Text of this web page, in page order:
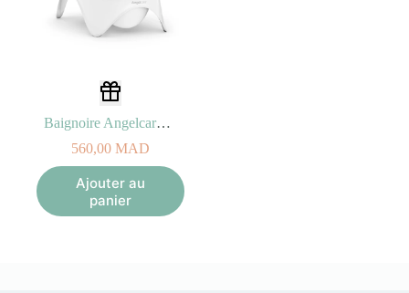
Baignoire Angelcare® 2-en-1 pour Bébé
560,00 MAD
Ajouter au
panier